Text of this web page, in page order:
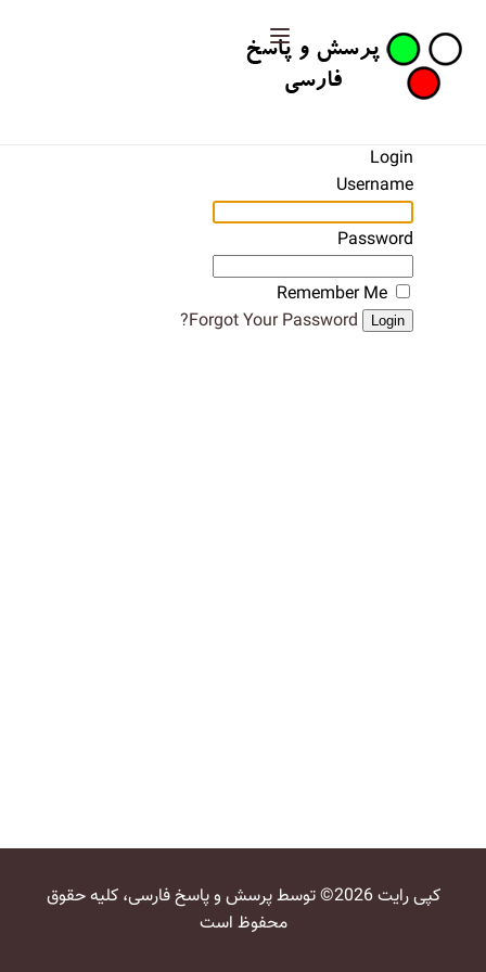
Login
Username
Password
Remember Me
Login
Forgot Your Password?
کپی رایت 2026© توسط پرسش و پاسخ فارسی، کلیه حقوق
محفوظ است